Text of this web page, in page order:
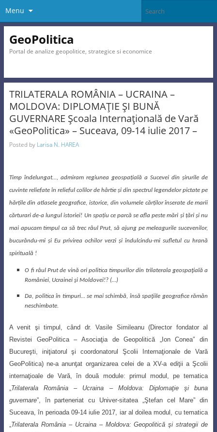
Menu
GeoPolitica
Portal de analize geopolitice, strategice si economice
TRILATERALA ROMÂNIA – UCRAINA –
MOLDOVA: DIPLOMAŢIE ŞI BUNĂ
GUVERNARE Şcoala Internaţională de Vară
«GeoPolitica» – Suceava, 09-14 iulie 2017 –
Posted by Larisa N. HAREA
Timp îndelungat…, admiram regiunea geospaţială a Sucevei din şirurile de
cuvinte reliefate în relieful colilor de hârtie şi din spectrul legendelor pictate pe
hărţile din atlasele geografice, istorice, din volumele cărţilor înserate de marii
cărturari de-a lungul istoriei! Un spaţiu ce parcă se afla peste mări şi ţări şi nu
mai apucam timpul ca să trec râul Prut, să ajung pe meleagurile sucevenilor,
bucurându-mi şi Eu privirea ochilor verzi şi îndulcindu-mi sufletul cu hrană
spirituală !
O fi râul Prut de vină ori politica timpurilor din trilaterala geospaţială a
României, Ucrainei şi Moldovei!? (…)
Da, politica în timpuri… se mai schimbă, însă spaţiile geografice rămân
neschimbate.
A venit şi timpul, când dr. Vasile Simileanu (Director fondator al
Revistei GeoPolitica– Asociaţia de Geopolitică „Ion Conea” din
Bucureşti, iniţiatorul şi coordonatorul Şcolii Internaţionale de Vară
GeoPolitica) ne-a anunţat organizarea celei de a XV-a ediţii a Şcolii
internaţioale de Vară, în două module: primul modul, pe tematica
Trilaterala România– Ucraina – Moldova: Diplomaţie şi buna
guvernare”, în parteneriat cu Univer-sitatea „Ştefan cel Mare” din
Suceava, în perioada 09-14 iulie 2017, iar al doilea modul, cu tematica
Trilaterala România – Ucraina – Moldova: Geopolitică şi strategii de